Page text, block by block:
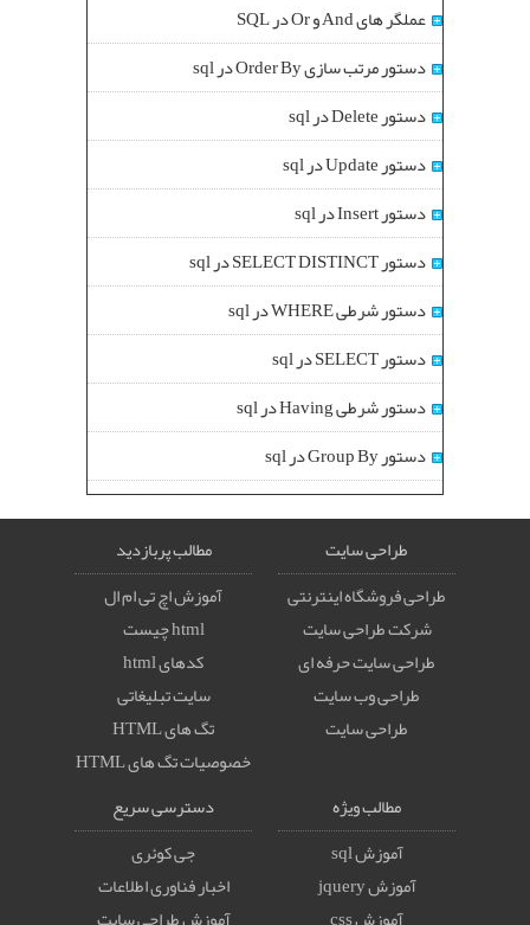
عملگر های And و Or در SQL
دستور مرتب سازی Order By در sql
دستور Delete در sql
دستور Update در sql
دستور Insert در sql
دستور SELECT DISTINCT در sql
دستور شرطی WHERE در sql
دستور SELECT در sql
دستور شرطی Having در sql
دستور Group By در sql
طراحی سایت
طراحی فروشگاه اینترنتی
شرکت طراحی سایت
طراحی سایت حرفه ای
طراحی وب سایت
طراحی سایت
مطالب پربازدید
آموزش اچ تی ام ال
html چیست
کدهای html
سایت تبلیغاتی
تگ های HTML
خصوصيات تگ های HTML
مطالب ویژه
آموزش sql
آموزش jquery
دسترسی سریع
جی کوئری
اخبار فناوری اطلاعات